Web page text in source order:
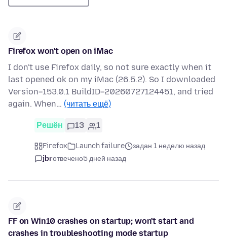
Firefox won't open on iMac
I don't use Firefox daily, so not sure exactly when it
last opened ok on my iMac (26.5.2). So I downloaded
Version=153.0.1 BuildID=20260727124451, and tried
again. When… (читать ещё)
Решён 13 1
Firefox Launch failure
задан 1 неделю назад
jbrотвечено5 дней назад
FF on Win10 crashes on startup; won't start and
crashes in troubleshooting mode startup